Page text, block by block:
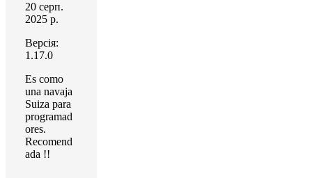
20 серп.
2025 р.
Версія:
1.17.0
Es como
una navaja
Suiza para
programad
ores.
Recomend
ada !!